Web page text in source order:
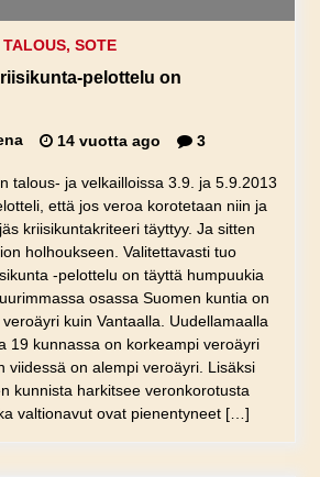
TALOUS, SOTE
pelottelu on
14 vuotta ago 3
talous- ja velkailloissa 3.9. ja 5.9.2013
että jos veroa korotetaan niin ja
kriisikuntakriteeri täyttyy. Ja sitten
holhoukseen. Valitettavasti tuo
-pelottelu on täyttä humpuukia
osassa Suomen kuntia on
kuin Vantaalla. Uudellamaalla
19 kunnassa on korkeampi veroäyri
viidessä on alempi veroäyri. Lisäksi
kunnista harkitsee veronkorotusta
valtionavut ovat pienentyneet […]